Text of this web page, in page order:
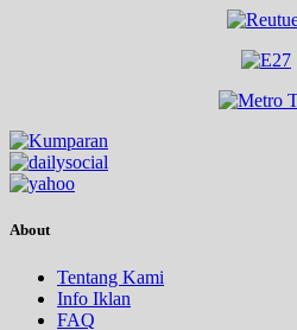
About
Tentang Kami
Info Iklan
FAQ